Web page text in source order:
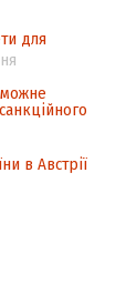
для
в Австрії